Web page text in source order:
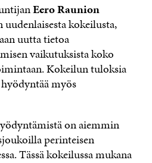
Eero Raunion
uudenlaisesta kokeilusta,
uutta tietoa
vaikutuksista koko
Kokeilun tuloksia
myös
on aiemmin
perinteisen
Tässä kokeilussa mukana